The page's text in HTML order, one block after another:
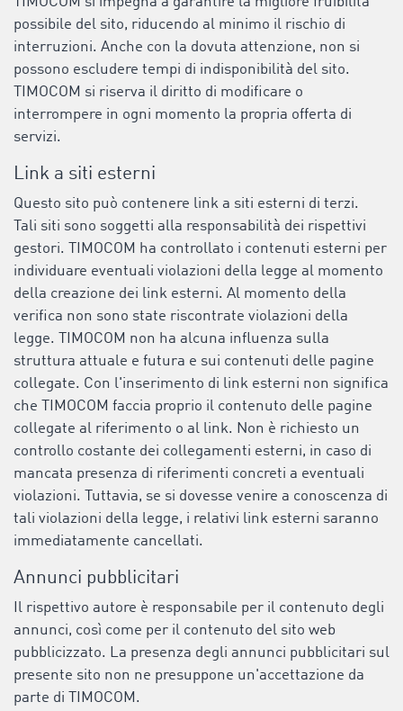
possibile del sito, riducendo al minimo il rischio di
interruzioni. Anche con la dovuta attenzione, non si
possono escludere tempi di indisponibilità del sito.
TIMOCOM si riserva il diritto di modificare o
interrompere in ogni momento la propria offerta di
servizi.
Link a siti esterni
Questo sito può contenere link a siti esterni di terzi.
Tali siti sono soggetti alla responsabilità dei rispettivi
gestori. TIMOCOM ha controllato i contenuti esterni per
individuare eventuali violazioni della legge al momento
della creazione dei link esterni. Al momento della
verifica non sono state riscontrate violazioni della
legge. TIMOCOM non ha alcuna influenza sulla
struttura attuale e futura e sui contenuti delle pagine
collegate. Con l'inserimento di link esterni non significa
che TIMOCOM faccia proprio il contenuto delle pagine
collegate al riferimento o al link. Non è richiesto un
controllo costante dei collegamenti esterni, in caso di
mancata presenza di riferimenti concreti a eventuali
violazioni. Tuttavia, se si dovesse venire a conoscenza di
tali violazioni della legge, i relativi link esterni saranno
immediatamente cancellati.
Annunci pubblicitari
Il rispettivo autore è responsabile per il contenuto degli
annunci, così come per il contenuto del sito web
pubblicizzato. La presenza degli annunci pubblicitari sul
presente sito non ne presuppone un'accettazione da
parte di TIMOCOM.